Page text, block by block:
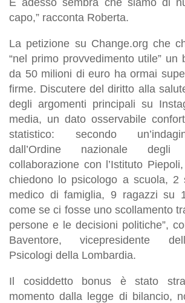
capo,” racconta Roberta.
La petizione su Change.org che
“nel primo provvedimento utile” un
da 50 milioni di euro ha ormai
firme. Discutere del diritto alla
degli argomenti principali su
media, un dato osservabile
statistico: secondo
dall’Ordine nazionale
collaborazione con l’Istituto
chiedono lo psicologo a scuola,
medico di famiglia, 9 ragazzi su
come se ci fosse uno scollamento
persone e le decisioni politiche”,
Baventore, vicepresidente
Psicologi della Lombardia.
Il cosiddetto bonus è stato
momento dalla legge di bilancio,